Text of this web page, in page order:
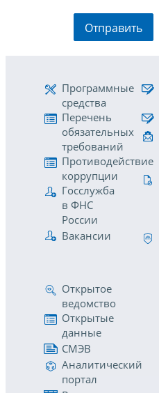
Отправить
Программные
средства
Перечень
обязательных
требований
Противодействие
коррупции
Госслужба
в ФНС
России
Вакансии
Открытое
ведомство
Открытые
данные
СМЭВ
Аналитический
портал